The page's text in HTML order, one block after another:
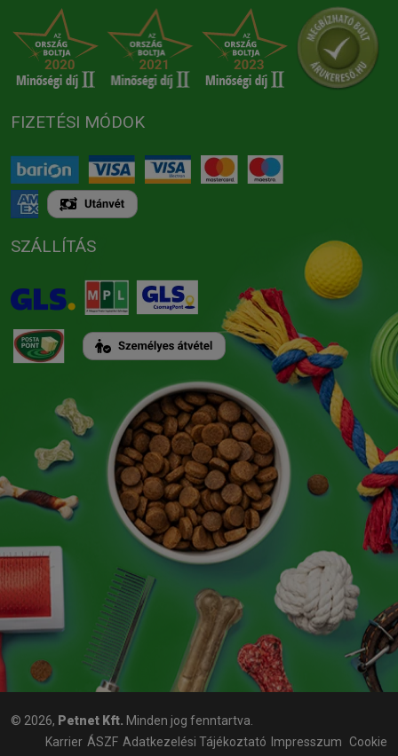
FIZETÉSI MÓDOK
SZÁLLÍTÁS
© 2026, Petnet Kft. Minden jog fenntartva.
Karrier ÁSZF Adatkezelési Tájékoztató Impresszum Cookie